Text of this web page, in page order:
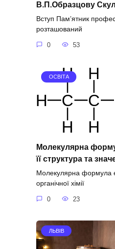
В.П.Образцову
Вступ Пам’ятник
розташований
0 53
ОСВІТА
Молекулярна
її структура та
Молекулярна формула
органічної хімії
0 23
ЛЬВІВ